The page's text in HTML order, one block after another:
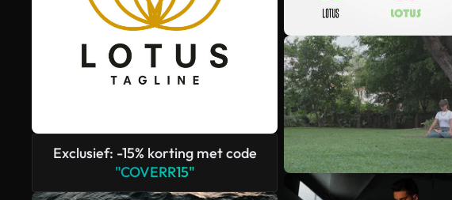
Exclusief: -15% korting met code
"COVERR15"